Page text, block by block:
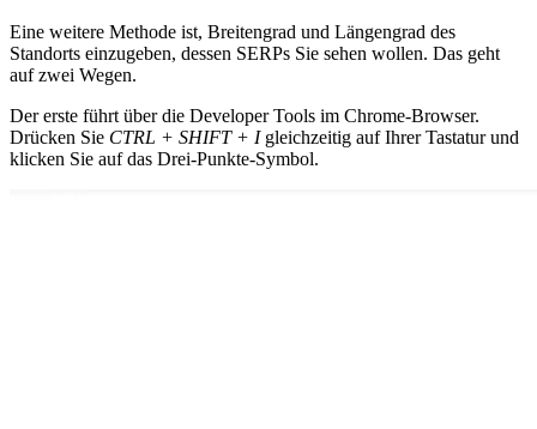
Eine weitere Methode ist, Breitengrad und Längengrad des
Standorts einzugeben, dessen SERPs Sie sehen wollen. Das geht
auf zwei Wegen.
Der erste führt über die Developer Tools im Chrome-Browser.
Drücken Sie CTRL + SHIFT + Igleichzeitig auf Ihrer Tastatur und
klicken Sie auf das Drei-Punkte-Symbol.